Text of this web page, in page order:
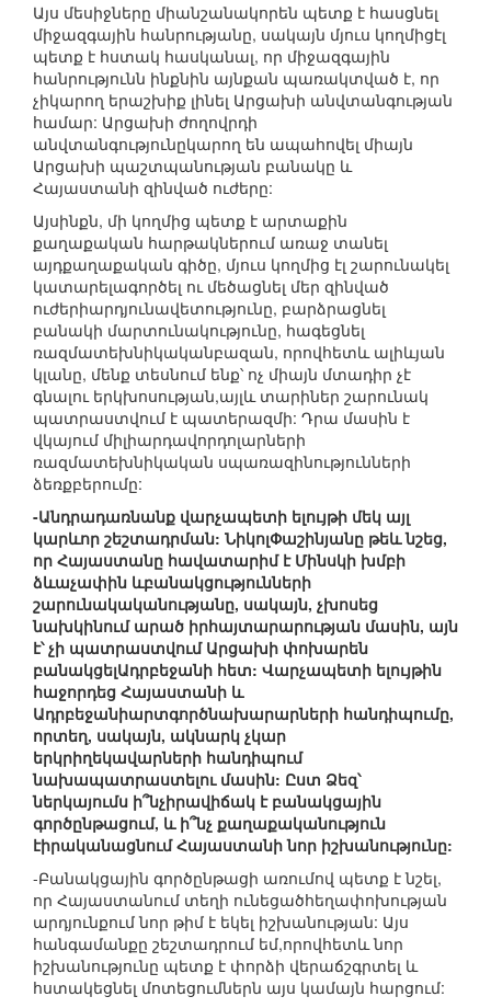
Այս մեսիջները միանշանակորեն պետք է հասցնել
միջազգային հանրությանը, սակայն մյուս կողմիցէլ
պետք է հստակ հասկանալ, որ միջազգային
հանրությունն ինքնին այնքան պառակտված է, որ
չիկարող երաշխիք լինել Արցախի անվտանգության
համար: Արցախի ժողովրդի
անվտանգությունըկարող են ապահովել միայն
Արցախի պաշտպանության բանակը և
Հայաստանի զինված ուժերը:
Այսինքն, մի կողմից պետք է արտաքին
քաղաքական հարթակներում առաջ տանել
այդքաղաքական գիծը, մյուս կողմից էլ շարունակել
կատարելագործել ու մեծացնել մեր զինված
ուժերիարդյունավետությունը, բարձրացնել
բանակի մարտունակությունը, հագեցնել
ռազմատեխնիկականբազան, որովհետև ալիևյան
կլանը, մենք տեսնում ենք՝ ոչ միայն մտադիր չէ
գնալու երկխոսության,այլև տարիներ շարունակ
պատրաստվում է պատերազմի: Դրա մասին է
վկայում միլիարդավորդոլարների
ռազմատեխնիկական սպառազինությունների
ձեռքբերումը:
-Անդրադառնանք վարչապետի ելույթի մեկ այլ
կարևոր շեշտադրման: ՆիկոլՓաշինյանը թեև նշեց,
որ Հայաստանը հավատարիմ է Մինսկի խմբի
ձևաչափին ևբանակցությունների
շարունակականությանը, սակայն, չխոսեց
նախկինում արած իրհայտարարության մասին, այն
է՝ չի պատրաստվում Արցախի փոխարեն
բանակցելԱդրբեջանի հետ: Վարչապետի ելույթին
հաջորդեց Հայաստանի և
Ադրբեջանիարտգործնախարարների հանդիպումը,
որտեղ, սակայն, ակնարկ չկար
երկրիղեկավարների հանդիպում
նախապատրաստելու մասին: Ըստ Ձեզ՝
ներկայումս ի՞նչիրավիճակ է բանակցային
գործընթացում, և ի՞նչ քաղաքականություն
էիրականացնում Հայաստանի նոր իշխանությունը:
-Բանակցային գործընթացի առումով պետք է նշել,
որ Հայաստանում տեղի ունեցածհեղափոխության
արդյունքում նոր թիմ է եկել իշխանության: Այս
հանգամանքը շեշտադրում եմ,որովհետև նոր
իշխանությունը պետք է փորձի վերաճշգրտել և
հստակեցնել մոտեցումներն այս կամայն հարցում: